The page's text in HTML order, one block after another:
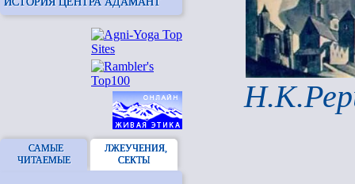
САМЫЕ
ЧИТАЕМЫЕ
ЛЖЕУЧЕНИЯ,
СЕКТЫ